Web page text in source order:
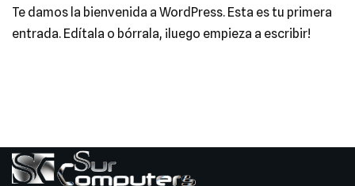
Te damos la bienvenida a WordPress. Esta es tu primera
entrada. Edítala o bórrala, ¡luego empieza a escribir!